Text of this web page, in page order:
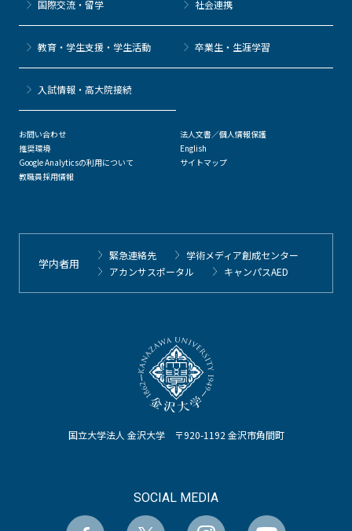
国立大学法人 金沢大学 〒920-1192 金沢市角間町
SOCIAL MEDIA
国際交流・留学 社会連携
教育・学生支援・学生活動 卒業生・生涯学習
⼊試情報・高大院接続
お問い合わせ
推奨環境
Google Analyticsの利用について
教職員採用情報
法人文書／個人情報保護
English
サイトマップ
学内者用
緊急連絡先
学術メディア創成センター
アカンサスポータル
キャンパスAED